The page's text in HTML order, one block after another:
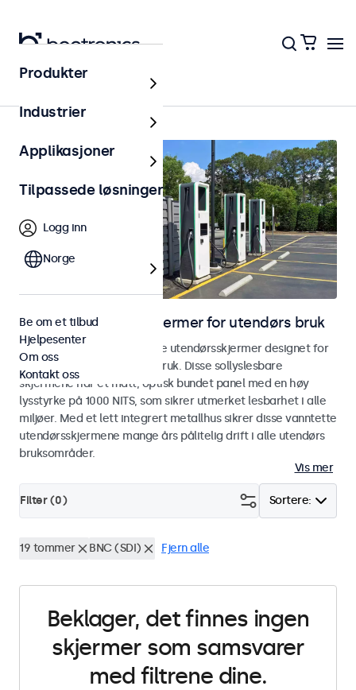
Utendørs
Skjermer og touchskjermer for utendørs bruk
Utforsk våre værbestandige utendørsskjermer designet for
industriell og kommersiell bruk. Disse sollyslesbare
skjermene har et matt, optisk bundet panel med en høy
lysstyrke på 1000 NITS, som sikrer utmerket lesbarhet i alle
miljøer. Med et lett integrert metallhus sikrer disse vanntette
utendørsskjermene mange års pålitelig drift i alle utendørs
bruksområder.
Vis mer
Sortere:
Filter (0)
19 tommer BNC (SDI) Fjern alle
Beklager, det finnes ingen
skjermer som samsvarer
med filtrene dine.
Produkter
Industrier
Applikasjoner
Tilpassede løsninger
Logg inn
Norge
Be om et tilbud
Hjelpesenter
Om oss
Kontakt oss